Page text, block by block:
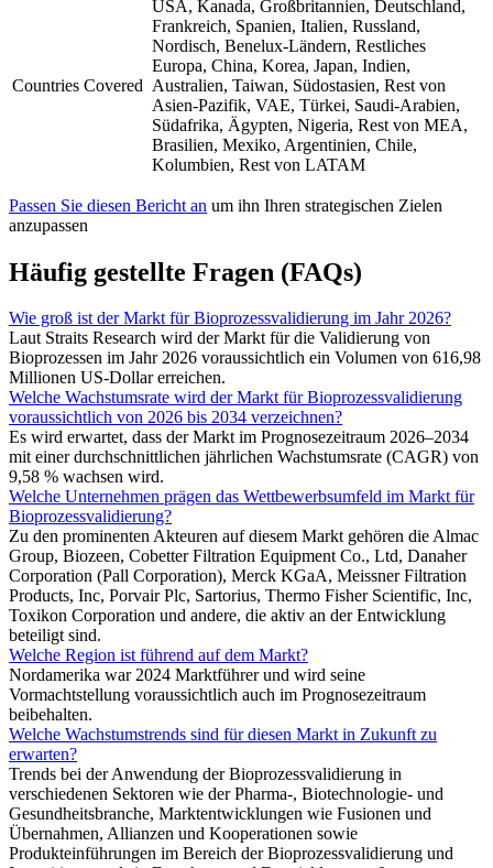
Countries Covered
USA, Kanada, Großbritannien, Deutschland,
Frankreich, Spanien, Italien, Russland,
Nordisch, Benelux-Ländern, Restliches
Europa, China, Korea, Japan, Indien,
Australien, Taiwan, Südostasien, Rest von
Asien-Pazifik, VAE, Türkei, Saudi-Arabien,
Südafrika, Ägypten, Nigeria, Rest von MEA,
Brasilien, Mexiko, Argentinien, Chile,
Kolumbien, Rest von LATAM
Passen Sie diesen Bericht an um ihn Ihren strategischen Zielen
anzupassen
Häufig gestellte Fragen (FAQs)
Wie groß ist der Markt für Bioprozessvalidierung im Jahr 2026?
Laut Straits Research wird der Markt für die Validierung von
Bioprozessen im Jahr 2026 voraussichtlich ein Volumen von 616,98
Millionen US-Dollar erreichen.
Welche Wachstumsrate wird der Markt für Bioprozessvalidierung
voraussichtlich von 2026 bis 2034 verzeichnen?
Es wird erwartet, dass der Markt im Prognosezeitraum 2026–2034
mit einer durchschnittlichen jährlichen Wachstumsrate (CAGR) von
9,58 % wachsen wird.
Welche Unternehmen prägen das Wettbewerbsumfeld im Markt für
Bioprozessvalidierung?
Zu den prominenten Akteuren auf diesem Markt gehören die Almac
Group, Biozeen, Cobetter Filtration Equipment Co., Ltd, Danaher
Corporation (Pall Corporation), Merck KGaA, Meissner Filtration
Products, Inc, Porvair Plc, Sartorius, Thermo Fisher Scientific, Inc,
Toxikon Corporation und andere, die aktiv an der Entwicklung
beteiligt sind.
Welche Region ist führend auf dem Markt?
Nordamerika war 2024 Marktführer und wird seine
Vormachtstellung voraussichtlich auch im Prognosezeitraum
beibehalten.
Welche Wachstumstrends sind für diesen Markt in Zukunft zu
erwarten?
Trends bei der Anwendung der Bioprozessvalidierung in
verschiedenen Sektoren wie der Pharma-, Biotechnologie- und
Gesundheitsbranche, Marktentwicklungen wie Fusionen und
Übernahmen, Allianzen und Kooperationen sowie
Produkteinführungen im Bereich der Bioprozessvalidierung und